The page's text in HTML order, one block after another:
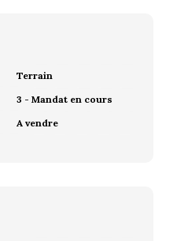
Terrain
3 - Mandat en cours
A vendre